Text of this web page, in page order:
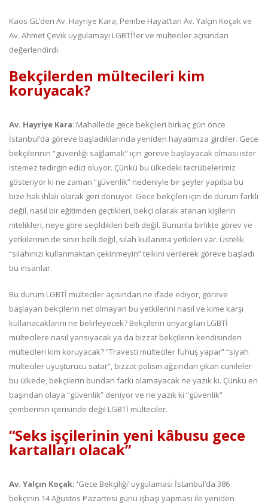
Kaos GL’den Av. Hayriye Kara, Pembe Hayat’tan Av. Yalçın Koçak ve
Av. Ahmet Çevik uygulamayı LGBTİ’ler ve mülteciler açısından
değerlendirdi.
Bekçilerden mültecileri kim
koruyacak?
Av. Hayriye Kara: Mahallede gece bekçileri birkaç gün önce
İstanbul’da göreve başladıklarında yeniden hayatımıza girdiler. Gece
bekçilerinin “güvenliği sağlamak” için göreve başlayacak olması ister
istemez tedirgin edici oluyor. Çünkü bu ülkedeki tecrübelerimiz
gösteriyor ki ne zaman “güvenlik” nedeniyle bir şeyler yapılsa bu
bize hak ihlali olarak geri dönüyor. Gece bekçileri için de durum farklı
değil, nasıl bir eğitimden geçtikleri, bekçi olarak atanan kişilerin
nitelikleri, neye göre seçildikleri belli değil. Bununla birlikte görev ve
yetkilerinin de sınırı belli değil, silah kullanma yetkileri var. Üstelik
“silahınızı kullanmaktan çekinmeyin” telkini verilerek göreve başladı
bu insanlar.
Bu durum LGBTİ mülteciler açısından ne ifade ediyor, göreve
başlayan bekçilerin net olmayan bu yetkilerini nasıl ve kime karşı
kullanacaklarını ne belirleyecek? Bekçilerin önyargıları LGBTİ
mültecilere nasıl yansıyacak ya da bizzat bekçilerin kendisinden
mültecileri kim koruyacak? “Travesti mülteciler fuhuş yapar” “siyah
mülteciler uyuşturucu satar”, bizzat polisin ağzından çıkan cümleler
bu ülkede, bekçilerin bundan farkı olamayacak ne yazık ki. Çünkü en
başından olaya “güvenlik” deniyor ve ne yazık ki “güvenlik”
çemberinin içerisinde değil LGBTİ mülteciler.
“Seks işçilerinin yeni kâbusu gece
kartalları olacak”
Av. Yalçın Koçak: ‘Gece Bekçiliği’ uygulaması İstanbul’da 386
bekçinin 14 Ağustos Pazartesi günü işbaşı yapması ile yeniden